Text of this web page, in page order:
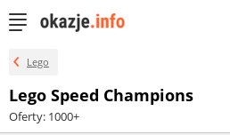
Lego
Lego Speed Champions
Oferty: 1000+